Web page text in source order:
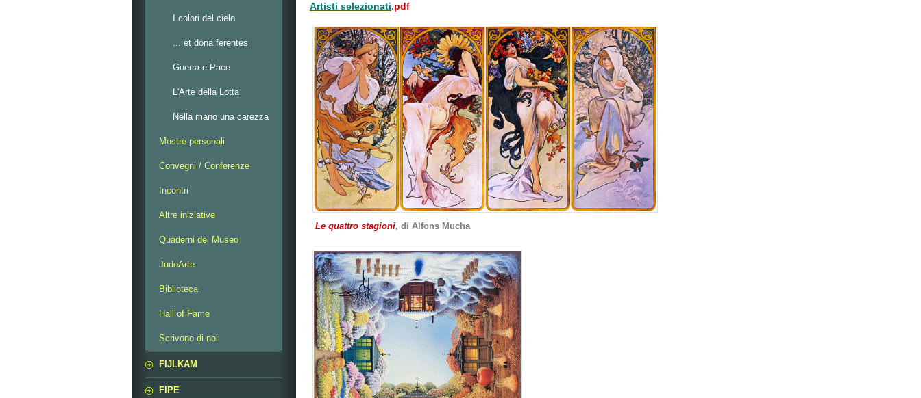
Artisti selezionati.pdf
Le quattro stagioni, di Alfons Mucha
I colori del cielo
... et dona ferentes
Guerra e Pace
L'Arte della Lotta
Nella mano una carezza
Mostre personali
Convegni / Conferenze
Incontri
Altre iniziative
Quaderni del Museo
JudoArte
Biblioteca
Hall of Fame
Scrivono di noi
FIJLKAM
FIPE